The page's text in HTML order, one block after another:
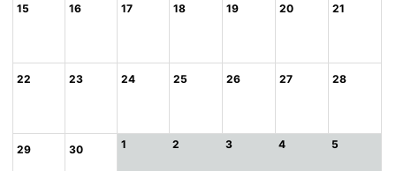
15 16 17 18 19 20 21
22 23 24 25 26 27 28
29 30 1 2 3 4 5